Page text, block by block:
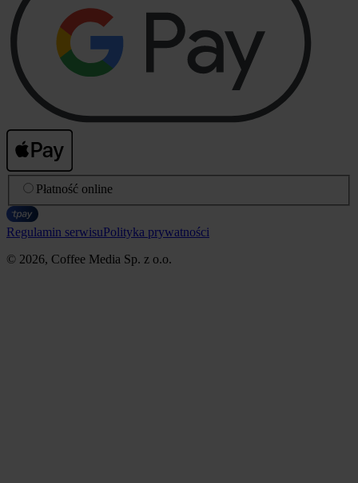
Płatność online
Regulamin serwisuPolityka prywatności
© 2026, Coffee Media Sp. z o.o.